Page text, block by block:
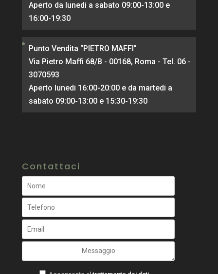
Aperto da lunedi a sabato 09:00-13:00 e
16:00-19:30
Punto Vendita "PIETRO MAFFI"
Via Pietro Maffi 68/B - 00168, Roma - Tel. 06 -
3070593
Aperto lunedi 16:00-20:00 e da martedi a
sabato 09:00-13:00 e 15:30-19:30
Contattaci